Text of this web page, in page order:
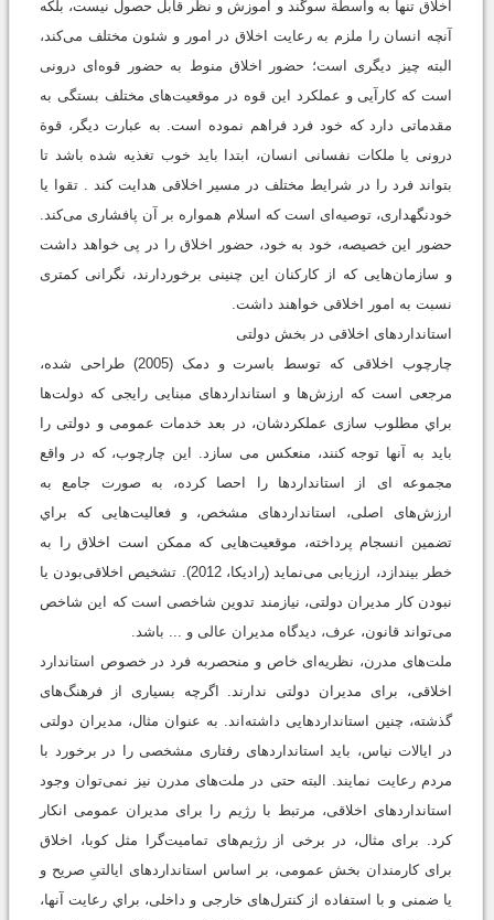
اخلاق تنها به واسطة سوگند و آموزش و نظر قابل حصول نیست، بلکه
آنچه انسان را ملزم به رعایت اخلاق در امور و شئون مختلف می‌كند،
البته چیز دیگری است؛ حضور اخلاق منوط به حضور قوه‌ای درونی
است که کارآیی و عملکرد این قوه در موقعیت‌های مختلف بستگی به
مقدماتی دارد که خود فرد فراهم نموده است. به عبارت دیگر، قوة
درونی یا ملکات نفسانی انسان، ابتدا باید خوب تغذیه شده باشد تا
بتواند فرد را در شرایط مختلف در مسیر اخلاقی هدایت كند . تقوا یا
خودنگهداری، توصیه‌ای است که اسلام همواره بر آن پافشاری می‌‌كند.
حضور این خصیصه، خود به خود، حضور اخلاق را در پی خواهد داشت
و سازمان‌هایی که از کارکنان این چنینی برخوردارند، نگرانی کمتری
نسبت به امور اخلاقی خواهند داشت.
استانداردهای اخلاقی در بخش دولتی
چارچوب اخلاقی که توسط باسرت و دمک (2005) طراحی شده،
مرجعی است که ارزش‌ها و استانداردهای مبنایی رایجی که دولت‌ها
براي مطلوب سازی عملکردشان، در بعد خدمات عمومی و دولتی را
باید به آنها توجه کنند، منعکس می سازد. این چارچوب، که در واقع
مجموعه ای از استانداردها را احصا کرده، به صورت جامع به
ارزش‌های اصلی، استانداردهای مشخص، و فعالیت‌هایی که براي
تضمین انسجام پرداخته، موقعیت‌هایی که ممکن است اخلاق را به
خطر بیندازد، ارزیابی می‌نماید (رادیکا، 2012). تشخیص اخلاقی‌بودن یا
نبودن کار مدیران دولتی، نیازمند تدوین شاخصی است که این شاخص
می‌تواند قانون، عرف، دیدگاه مدیران عالی و ... باشد.
ملت‌های مدرن، نظریه‌ای خاص و منحصربه فرد در خصوص استاندارد
اخلاقی، برای مدیران دولتی ندارند. اگرچه بسیاری از فرهنگ‌های
گذشته، چنین استانداردهایی داشته‌اند. به عنوان مثال، مدیران دولتی
در ایالات نیاس، باید استانداردهای رفتاری مشخصی را در برخورد با
مردم رعایت نمایند. البته حتی در ملت‌های مدرن نیز نمی‌توان وجود
استانداردهای اخلاقی، مرتبط با رژیم را برای مدیران عمومی انکار
کرد. برای مثال، در برخی از رژیم‌های تمامیت‌گرا مثل کوبا، اخلاق
برای کارمندان بخش عمومی، بر اساس استانداردهای ایالتیِ صریح و
یا ضمنی و با استفاده از کنترل‌های خارجی و داخلی، براي رعایت آنها،